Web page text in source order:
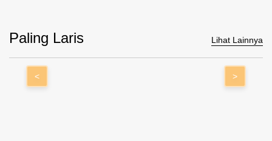
Paling Laris Lihat Lainnya
< >